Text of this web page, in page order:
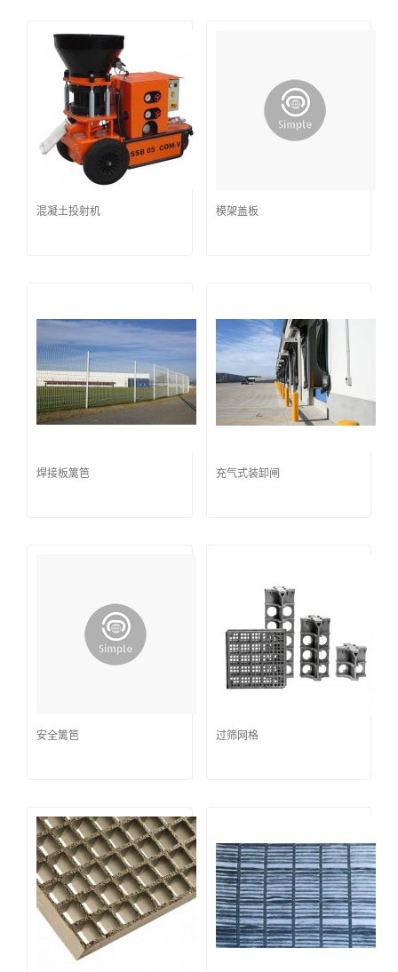
混凝土投射机 模架盖板
焊接板篱笆 充气式装卸闸
安全篱笆 过筛网格